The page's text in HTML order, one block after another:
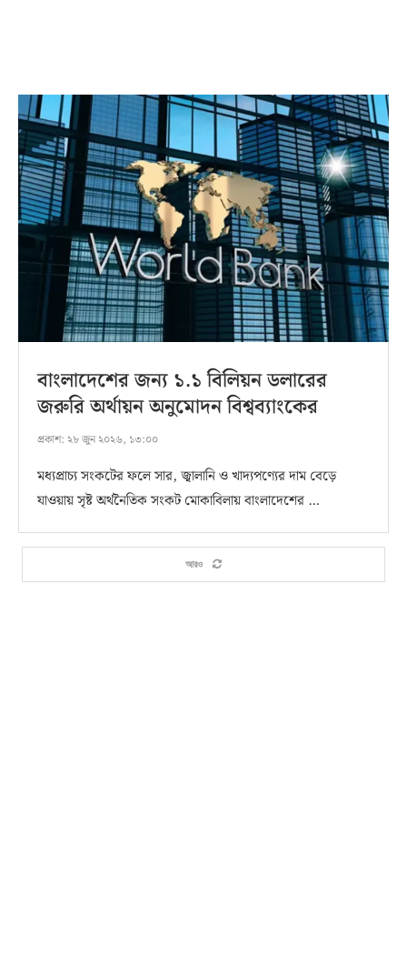
বাংলাদেশের জন্য ১.১ বিলিয়ন ডলারের
জরুরি অর্থায়ন অনুমোদন বিশ্বব্যাংকের
প্রকাশ: ২৮ জুন ২০২৬, ১৩:০০
মধ্যপ্রাচ্য সংকটের ফলে সার, জ্বালানি ও খাদ্যপণ্যের দাম বেড়ে
যাওয়ায় সৃষ্ট অর্থনৈতিক সংকট মোকাবিলায় বাংলাদেশের …
আরও